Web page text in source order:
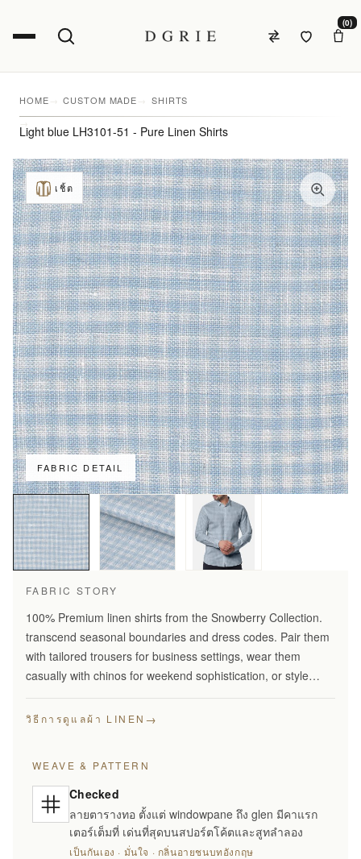
(0)
HOME CUSTOM MADE SHIRTS
Light blue LH3101-51 - Pure Linen Shirts
FABRIC DETAIL
เชิ้ต
FABRIC STORY
100% Premium linen shirts from the Snowberry Collection.
transcend seasonal boundaries and dress codes. Pair them
with tailored trousers for business settings, wear them
casually with chinos for weekend sophistication, or style
วิธีการดูแลผ้า LINEN →
WEAVE & PATTERN
Checked
ลายตารางทอ ตั้งแต่ windowpane ถึง glen มีคาแรก
เตอร์เต็มที่ เด่นที่สุดบนสปอร์ตโค้ตและสูทลำลอง
เป็นกันเอง · มั่นใจ · กลิ่นอายชนบทอังกฤษ